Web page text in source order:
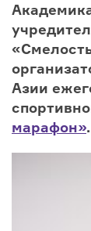
Азии
марафон».